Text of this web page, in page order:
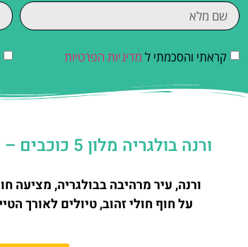
קראתי והסכמתי ל מדיניות הפרטיות
ורנה בולגריה מלון 5 כוכבים – רשימת מלונות 5 כוכבים יוקרתיים ומפנקים
ורנה, עיר מרהיבה בבולגריה,
על חוף חולי זהוב, טיולים לאורך